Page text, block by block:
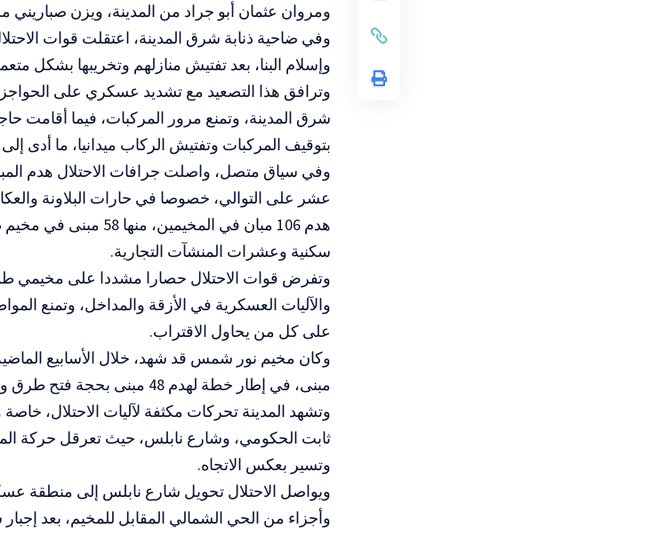
ومروان عثمان أبو جراد من المدينة، ويزن صباريني
وفي ضاحية ذنابة شرق المدينة، اعتقلت قوات
وإسلام البنا، بعد تفتيش منازلهم وتخريبها بشكل
وترافق هذا التصعيد مع تشديد عسكري على
شرق المدينة، وتمنع مرور المركبات، فيما أقامت
بتوقيف المركبات وتفتيش الركاب ميدانيا، ما أدى
وفي سياق متصل، واصلت جرافات الاحتلال هدم
عشر على التوالي، خصوصا في حارات البلاونة
سكنية وعشرات المنشآت التجارية.
وتفرض قوات الاحتلال حصارا مشددا على مخيمي
والآليات العسكرية في الأزقة والمداخل، وتمنع
على كل من يحاول الاقتراب.
مبنى، في إطار خطة لهدم 48 مبنى بحجة فتح طرق وتغيير معالم المخيمين.
وتشهد المدينة تحركات مكثفة لآليات الاحتلال،
ثابت الحكومي، وشارع نابلس، حيث تعرقل حركة
وتسير بعكس الاتجاه.
ويواصل الاحتلال تحويل شارع نابلس إلى منطقة
وأجزاء من الحي الشمالي المقابل للمخيم، بعد